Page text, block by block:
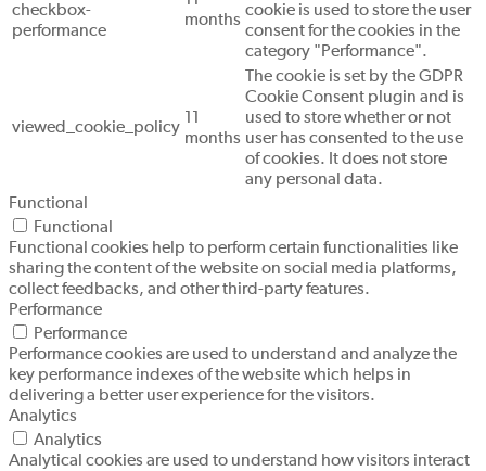
checkbox-
performance
months
cookie is used to store the user
consent for the cookies in the
category "Performance".
viewed_cookie_policy
months
The cookie is set by the GDPR
Cookie Consent plugin and is
used to store whether or not
user has consented to the use
of cookies. It does not store
any personal data.
Functional
Functional
Functional cookies help to perform certain functionalities like
sharing the content of the website on social media platforms,
collect feedbacks, and other third-party features.
Performance
Performance
Performance cookies are used to understand and analyze the
key performance indexes of the website which helps in
delivering a better user experience for the visitors.
Analytics
Analytics
Analytical cookies are used to understand how visitors interact